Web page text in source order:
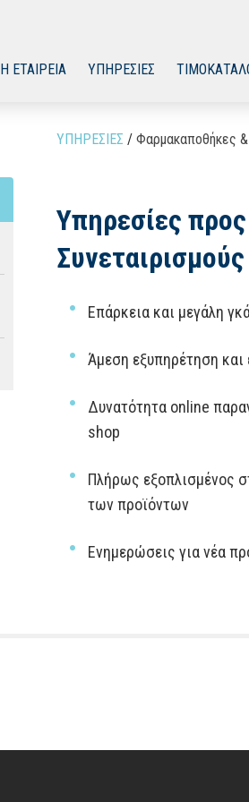
Η ΕΤΑΙΡΕΙΑ ΥΠΗΡΕΣΙΕΣ
ΥΠΗΡΕΣΙΕΣ / Φαρμακαποθήκες &
Υπηρεσίες
Συνεταιρισμούς
Επάρκεια και μεγάλη
Άμεση εξυπηρέτηση
Δυνατότητα online
shop
Πλήρως εξοπλισμένος
των προϊόντων
Ενημερώσεις για νέα